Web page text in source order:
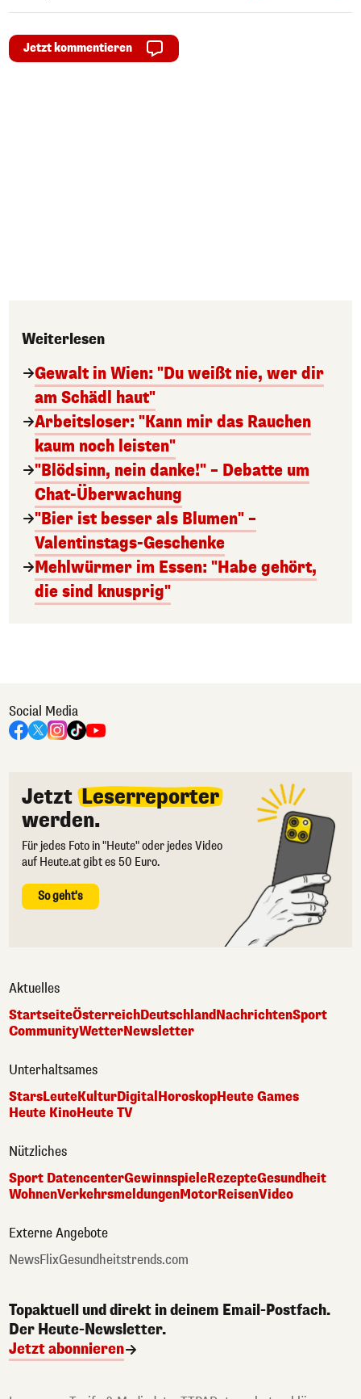
Jetzt kommentieren
Weiterlesen
Gewalt in Wien: "Du weißt nie, wer dir
am Schädl haut"
Arbeitsloser: "Kann mir das Rauchen
kaum noch leisten"
"Blödsinn, nein danke!" – Debatte um
Chat-Überwachung
"Bier ist besser als Blumen" –
Valentinstags-Geschenke
Mehlwürmer im Essen: "Habe gehört,
die sind knusprig"
Social Media
Jetzt Leserreporter
werden.
Für jedes Foto in "Heute" oder jedes Video
auf Heute.at gibt es 50 Euro.
So geht's
Aktuelles
StartseiteÖsterreichDeutschlandNachrichtenSport
CommunityWetterNewsletter
Unterhaltsames
StarsLeuteKulturDigital HoroskopHeute Games
Heute KinoHeute TV
Nützliches
Sport DatencenterGewinnspieleRezepteGesundheit
WohnenVerkehrsmeldungenMotorReisenVideo
Externe Angebote
NewsFlixGesundheitstrends.com
Topaktuell und direkt in deinem Email-Postfach.
Der Heute-Newsletter.
Jetzt abonnieren